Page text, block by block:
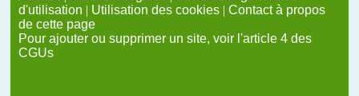
d'utilisation | Utilisation des cookies | Contact à propos
de cette page
Pour ajouter ou supprimer un site, voir l'article 4 des
CGUs